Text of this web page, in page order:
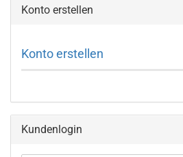
Konto erstellen
Konto erstellen
Kundenlogin